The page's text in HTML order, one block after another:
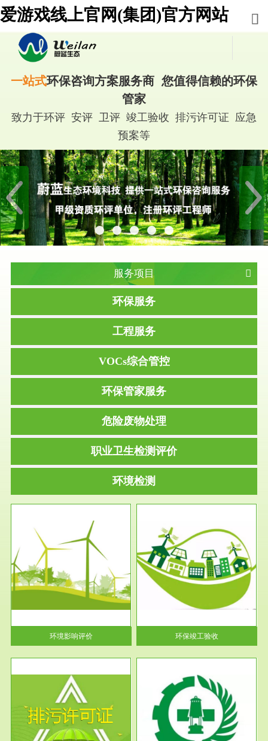
爱游戏线上官网(集团)官方网站
一站式环保咨询方案服务商 您值得信赖的环保
管家
致力于环评 安评 卫评 竣工验收 排污许可证 应急
预案等
服务项目
环保服务
工程服务
VOCs综合管控
环保管家服务
危险废物处理
职业卫生检测评价
环境检测
环境影响评价
服务范围
环保竣工验收
根据《建设项目环境保护管理条
例》第十七条 编制环境影响报
告书、...
环保竣工验收
服务范围
应急预案